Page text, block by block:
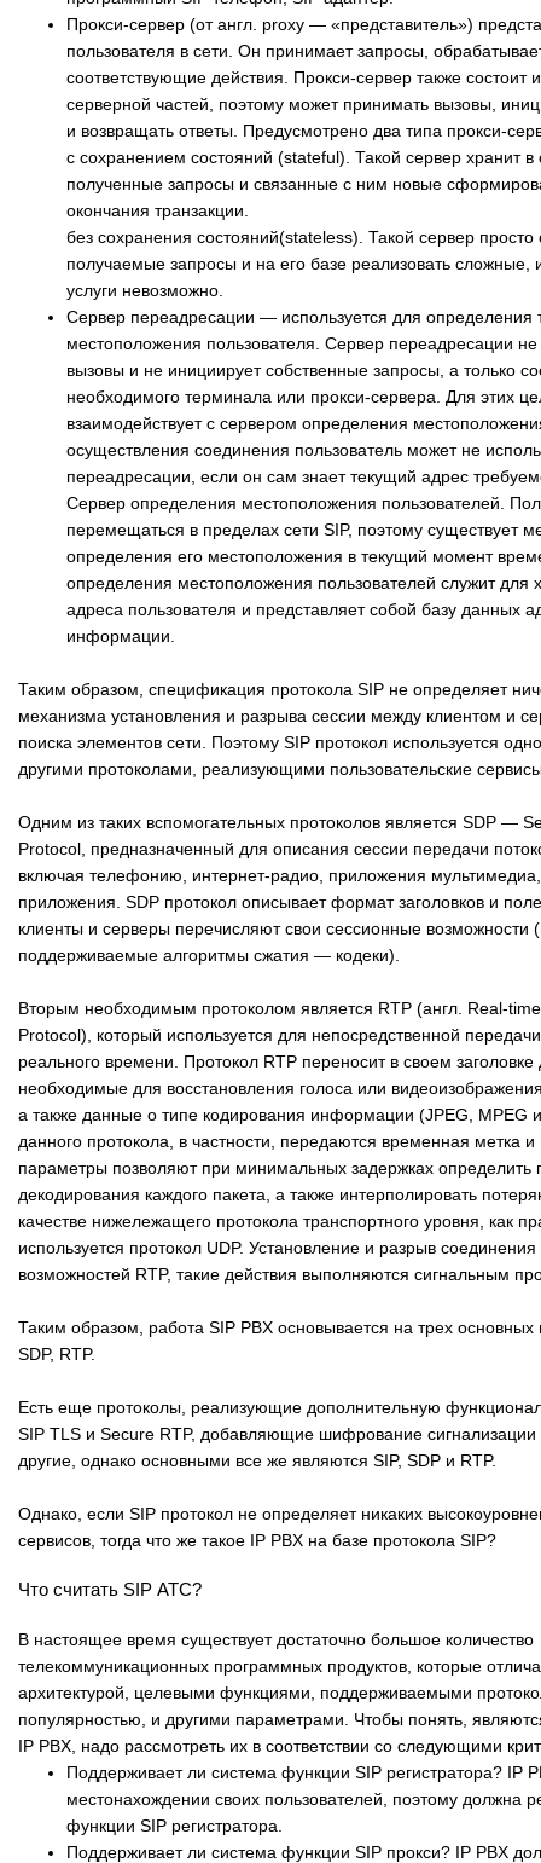
Прокси-сервер (от англ. proxy — «представитель»)
пользователя в сети. Он принимает запросы,
соответствующие действия. Прокси-сервер также состоит
серверной частей, поэтому может принимать вызовы,
и возвращать ответы. Предусмотрено два типа прокси-
с сохранением состояний (stateful). Такой сервер хранит в
полученные запросы и связанные с ним новые
окончания транзакции.
без сохранения состояний(stateless). Такой сервер просто
получаемые запросы и на его базе реализовать сложные,
услуги невозможно.
Сервер переадресации — используется для определения
местоположения пользователя. Сервер переадресации
вызовы и не инициирует собственные запросы, а только
необходимого терминала или прокси-сервера. Для этих
взаимодействует с сервером определения
осуществления соединения пользователь может не
переадресации, если он сам знает текущий адрес
Сервер определения местоположения пользователей.
перемещаться в пределах сети SIP, поэтому существует
определения его местоположения в текущий момент
определения местоположения пользователей служит для
адреса пользователя и представляет собой базу данных
информации.
Таким образом, спецификация протокола SIP не определяет
механизма установления и разрыва сессии между клиентом и
поиска элементов сети. Поэтому SIP протокол используется
другими протоколами, реализующими пользовательские
Одним из таких вспомогательных протоколов является SDP —
Protocol, предназначенный для описания сессии передачи
включая телефонию, интернет-радио, приложения
приложения. SDP протокол описывает формат заголовков и
клиенты и серверы перечисляют свои сессионные возможности
поддерживаемые алгоритмы сжатия — кодеки).
Вторым необходимым протоколом является RTP (англ. Real-
Protocol), который используется для непосредственной
реального времени. Протокол RTP переносит в своем
необходимые для восстановления голоса или
а также данные о типе кодирования информации (JPEG, MPEG и
данного протокола, в частности, передаются временная метка
параметры позволяют при минимальных задержках определить
декодирования каждого пакета, а также интерполировать
качестве нижележащего протокола транспортного уровня, как
используется протокол UDP. Установление и разрыв соединения
возможностей RTP, такие действия выполняются сигнальным
Таким образом, работа SIP PBX основывается на трех основных
SDP, RTP.
Есть еще протоколы, реализующие дополнительную
SIP TLS и Secure RTP, добавляющие шифрование сигнализации
другие, однако основными все же являются SIP, SDP и RTP.
Однако, если SIP протокол не определяет никаких
сервисов, тогда что же такое IP PBX на базе протокола SIP?
Что считать SIP АТС?
В настоящее время существует достаточно большое количество
телекоммуникационных программных продуктов, которые
архитектурой, целевыми функциями, поддерживаемыми
популярностью, и другими параметрами. Чтобы понять,
IP PBX, надо рассмотреть их в соответствии со следующими
Поддерживает ли система функции SIP регистратора? IP
местонахождении своих пользователей, поэтому должна
функции SIP регистратора.
Поддерживает ли система функции SIP прокси? IP PBX